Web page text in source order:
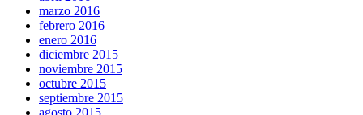
marzo 2016
febrero 2016
enero 2016
diciembre 2015
noviembre 2015
octubre 2015
septiembre 2015
agosto 2015